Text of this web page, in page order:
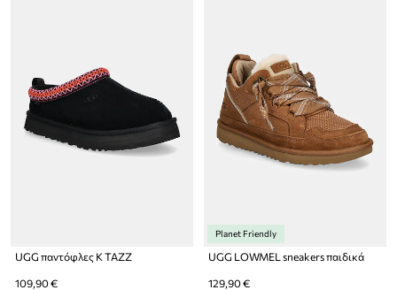
UGG παντόφλες K TAZZ
109,90 €
Planet Friendly
UGG LOWMEL sneakers παιδικά
129,90 €